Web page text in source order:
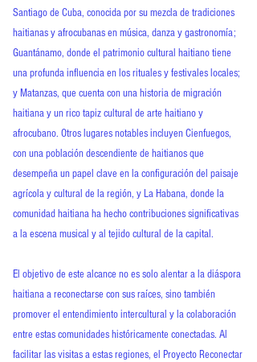
Santiago de Cuba, conocida por su mezcla de tradiciones
haitianas y afrocubanas en música, danza y gastronomía;
Guantánamo, donde el patrimonio cultural haitiano tiene
una profunda influencia en los rituales y festivales locales;
y Matanzas, que cuenta con una historia de migración
haitiana y un rico tapiz cultural de arte haitiano y
afrocubano. Otros lugares notables incluyen Cienfuegos,
con una población descendiente de haitianos que
desempeña un papel clave en la configuración del paisaje
agrícola y cultural de la región, y La Habana, donde la
comunidad haitiana ha hecho contribuciones significativas
a la escena musical y al tejido cultural de la capital.
El objetivo de este alcance no es solo alentar a la diáspora
haitiana a reconectarse con sus raíces, sino también
promover el entendimiento intercultural y la colaboración
entre estas comunidades históricamente conectadas. Al
facilitar las visitas a estas regiones, el Proyecto Reconectar